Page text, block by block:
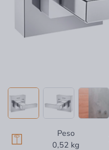
Peso
0,52 kg